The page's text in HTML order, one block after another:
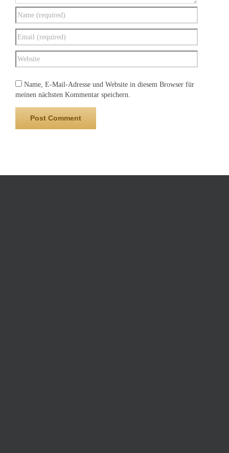
Name, E-Mail-Adresse und Website in diesem Browser für
meinen nächsten Kommentar speichern.